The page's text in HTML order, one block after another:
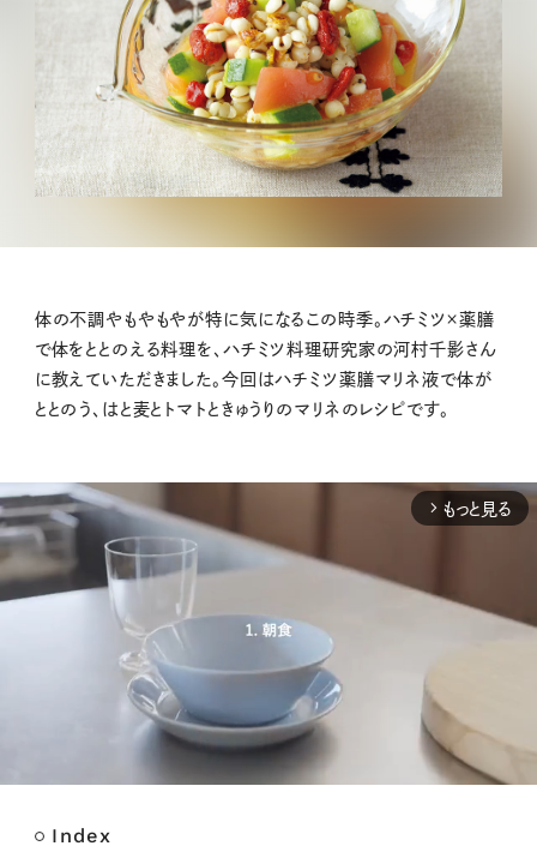
体の不調やもやもやが特に気になるこの時季。ハチミツ×薬膳
で体をととのえる料理を、ハチミツ料理研究家の河村千影さん
に教えていただきました。今回はハチミツ薬膳マリネ液で体が
ととのう、はと麦とトマトときゅうりのマリネのレシピです。
arrow_forward_ios もっと見る
Index